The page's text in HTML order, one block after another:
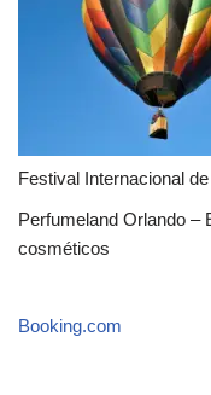
Festival Internacional
Perfumeland Orlando –
cosméticos
Booking.com